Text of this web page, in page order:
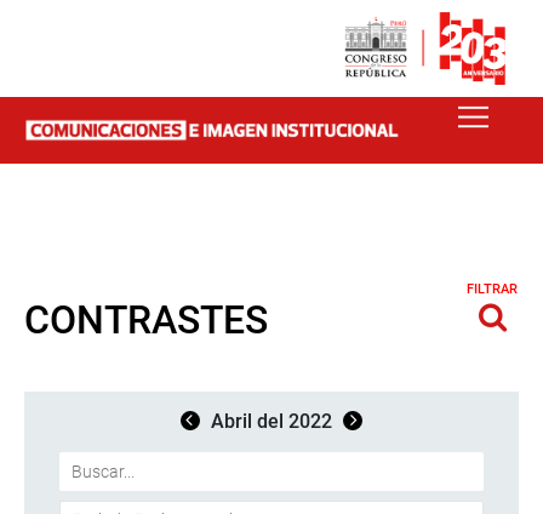
CONTRASTES
FILTRAR
Abril del 2022